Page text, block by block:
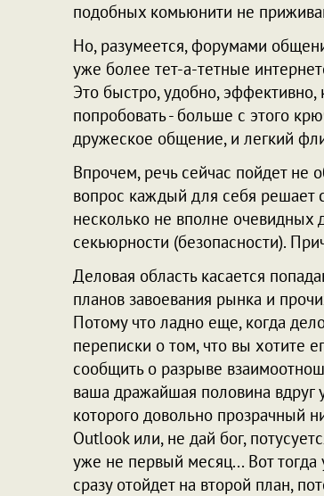
подобных комьюнити не
Но, разумеется, форумами
уже более тет-а-тетные
Это быстро, удобно, эффективно,
попробовать - больше с этого
дружеское общение, и легкий
Впрочем, речь сейчас пойдет не
вопрос каждый для себя решает
несколько не вполне очевидных
секьюрности (безопасности).
Деловая область касается
планов завоевания рынка и
Потому что ладно еще, когда
переписки о том, что вы хотите
сообщить о разрыве
ваша дражайшая половина вдруг
которого довольно прозрачный
Outlook или, не дай бог,
уже не первый месяц... Вот тогда
сразу отойдет на второй план,